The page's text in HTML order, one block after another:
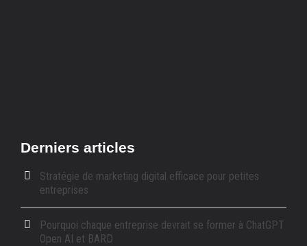
Derniers articles
Stratégie de marketing digital efficace pour petites
entreprises
Pourquoi chaque entreprise devrait se former à ChatGPT
Open AI et BARD